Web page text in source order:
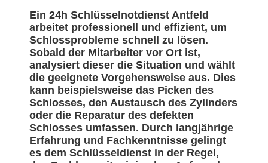
Ein 24h Schlüsselnotdienst Antfeld
arbeitet professionell und effizient, um
Schlossprobleme schnell zu lösen.
Sobald der Mitarbeiter vor Ort ist,
analysiert dieser die Situation und wählt
die geeignete Vorgehensweise aus. Dies
kann beispielsweise das Picken des
Schlosses, den Austausch des Zylinders
oder die Reparatur des defekten
Schlosses umfassen. Durch langjährige
Erfahrung und Fachkenntnisse gelingt
es dem Schlüsseldienst in der Regel,